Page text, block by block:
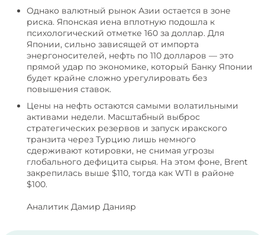
Однако валютный рынок Азии остается в зоне
риска. Японская иена вплотную подошла к
психологический отметке 160 за доллар. Для
Японии, сильно зависящей от импорта
энергоносителей, нефть по 110 долларов — это
прямой удар по экономике, который Банку Японии
будет крайне сложно урегулировать без
повышения ставок.
Цены на нефть остаются самыми волатильными
активами недели. Масштабный выброс
стратегических резервов и запуск иракского
транзита через Турцию лишь немного
сдерживают котировки, не снимая угрозы
глобального дефицита сырья. На этом фоне, Brent
закрепилась выше $110, тогда как WTI в районе
$100.
Аналитик Дамир Данияр